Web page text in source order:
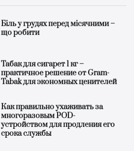
Біль у грудях перед місячними –
що робити
Табак для сигарет 1 кг –
практичное решение от Gram-
Tabak для экономных ценителей
Как правильно ухаживать за
многоразовым POD-
устройством для продления его
срока службы